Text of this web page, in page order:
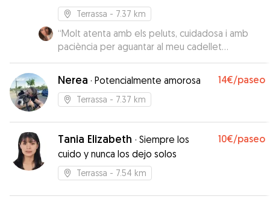
Terrassa - 7.37 km
“Molt atenta amb els peluts, cuidadosa i amb
paciència per aguantar al meu cadellet
hiperactiu haha”
Nerea · Potencialmente amorosa 14€/paseo
Terrassa - 7.37 km
Tania Elizabeth · Siempre los
cuido y nunca los dejo solos
10€/paseo
Terrassa - 7.54 km